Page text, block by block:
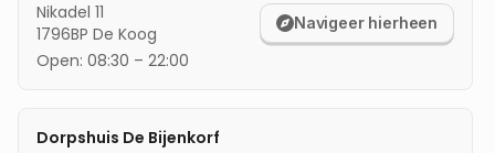
Nikadel 11
1796BP De Koog
Open: 08:30 – 22:00
Navigeer hierheen
Dorpshuis De Bijenkorf